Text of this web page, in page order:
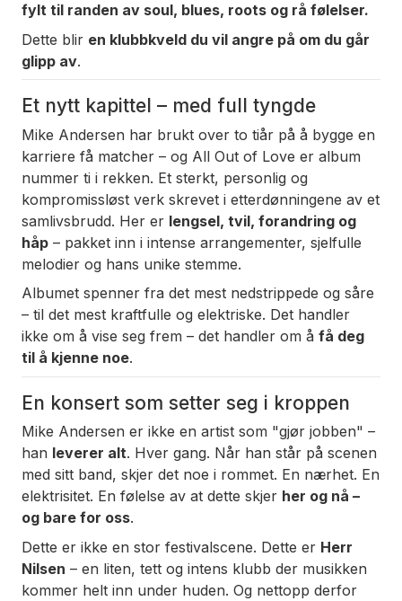
fylt til randen av soul, blues, roots og rå følelser.
Dette blir en klubbkveld du vil angre på om du går
glipp av.
Et nytt kapittel – med full tyngde
Mike Andersen har brukt over to tiår på å bygge en
karriere få matcher – og All Out of Love er album
nummer ti i rekken. Et sterkt, personlig og
kompromissløst verk skrevet i etterdønningene av et
samlivsbrudd. Her er lengsel, tvil, forandring og
håp – pakket inn i intense arrangementer, sjelfulle
melodier og hans unike stemme.
Albumet spenner fra det mest nedstrippede og såre
– til det mest kraftfulle og elektriske. Det handler
ikke om å vise seg frem – det handler om å få deg
til å kjenne noe.
En konsert som setter seg i kroppen
Mike Andersen er ikke en artist som "gjør jobben" –
han leverer alt. Hver gang. Når han står på scenen
med sitt band, skjer det noe i rommet. En nærhet. En
elektrisitet. En følelse av at dette skjer her og nå –
og bare for oss.
Dette er ikke en stor festivalscene. Dette er Herr
Nilsen – en liten, tett og intens klubb der musikken
kommer helt inn under huden. Og nettopp derfor